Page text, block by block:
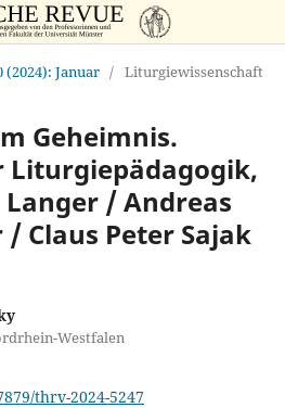
(2024): Januar / Liturgiewissenschaft
Geheimnis.
Liturgiepädagogik,
/ Andreas
Claus Peter Sajak
Westfalen
thrv-2024-5247